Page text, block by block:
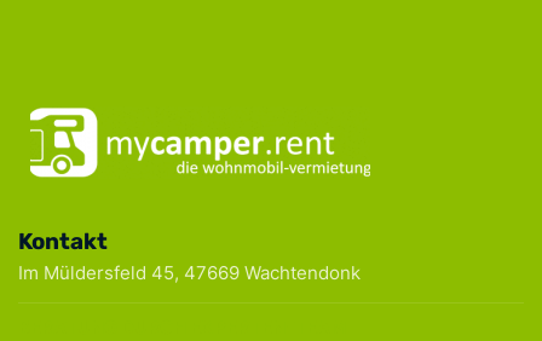
Kontakt
Im Müldersfeld 45, 47669 Wachtendonk